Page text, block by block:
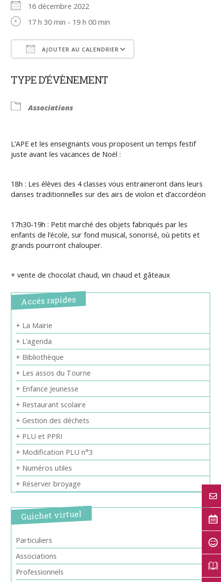
16 décembre 2022
17 h 30 min - 19 h 00 min
AJOUTER AU CALENDRIER
TYPE D’ÉVÈNEMENT
Associations
L’APE et les enseignants vous proposent un temps festif
juste avant les vacances de Noël :
18h : Les élèves des 4 classes vous entraineront dans leurs
danses traditionnelles sur des airs de violon et d’accordéon
17h30-19h : Petit marché des objets fabriqués par les
enfants de l’école, sur fond musical, sonorisé, où petits et
grands pourront chalouper.
+ vente de chocolat chaud, vin chaud et gâteaux
Accés rapides
+ La Mairie
+ L’agenda
+ Bibliothèque
+ Les assos du Tourne
+ Enfance Jeunesse
+ Restaurant scolaire
+ Gestion des déchets
+ PLU et PPRI
+ Modification PLU n°3
+ Numéros utiles
+ Réserver broyage
Guichet virtuel
Particuliers
Associations
Professionnels